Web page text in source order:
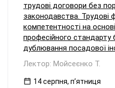
трудові договори без
законодавства. Трудові
компетентності на основі
професійного стандарту
дублювання посадової
Лектор: Мойсеєнко Т.
14 серпня, пʼятниця